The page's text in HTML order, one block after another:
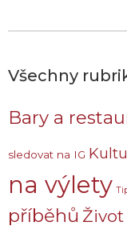
Všechny
Bary a
sledovat na IG
na výlety
příběhů Život